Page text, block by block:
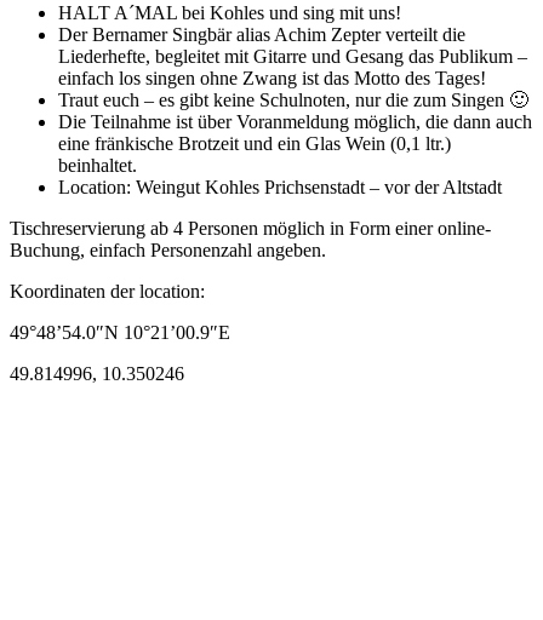
HALT A´MAL bei Kohles und sing mit uns!
Der Bernamer Singbär alias Achim Zepter verteilt die
Liederhefte, begleitet mit Gitarre und Gesang das Publikum –
einfach los singen ohne Zwang ist das Motto des Tages!
Traut euch – es gibt keine Schulnoten, nur die zum Singen 🙂
Die Teilnahme ist über Voranmeldung möglich, die dann auch
eine fränkische Brotzeit und ein Glas Wein (0,1 ltr.)
beinhaltet.
Location: Weingut Kohles Prichsenstadt – vor der Altstadt
Tischreservierung ab 4 Personen möglich in Form einer online-
Buchung, einfach Personenzahl angeben.
Koordinaten der location:
49°48’54.0″N 10°21’00.9″E
49.814996, 10.350246